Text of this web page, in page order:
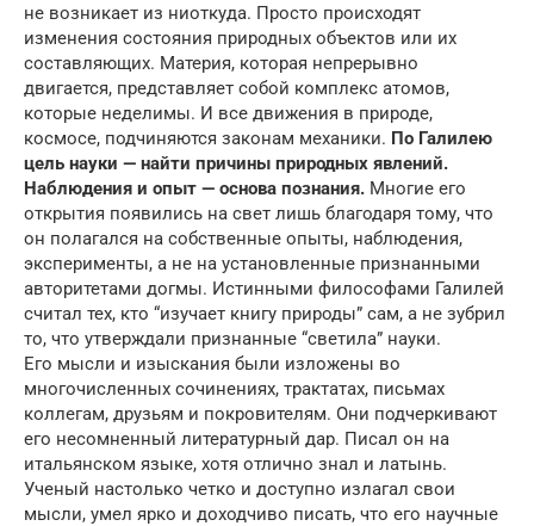
не возникает из ниоткуда. Просто происходят
изменения состояния природных объектов или их
составляющих. Материя, которая непрерывно
двигается, представляет собой комплекс атомов,
которые неделимы. И все движения в природе,
космосе, подчиняются законам механики. По Галилею
цель науки — найти причины природных явлений.
Наблюдения и опыт — основа познания. Многие его
открытия появились на свет лишь благодаря тому, что
он полагался на собственные опыты, наблюдения,
эксперименты, а не на установленные признанными
авторитетами догмы. Истинными философами Галилей
считал тех, кто “изучает книгу природы” сам, а не зубрил
то, что утверждали признанные “светила” науки.
Его мысли и изыскания были изложены во
многочисленных сочинениях, трактатах, письмах
коллегам, друзьям и покровителям. Они подчеркивают
его несомненный литературный дар. Писал он на
итальянском языке, хотя отлично знал и латынь.
Ученый настолько четко и доступно излагал свои
мысли, умел ярко и доходчиво писать, что его научные